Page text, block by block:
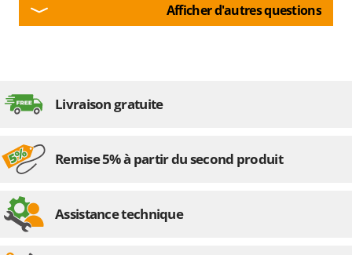
Afficher d'autres questions
Livraison gratuite
Remise 5% à partir du second produit
Assistance technique